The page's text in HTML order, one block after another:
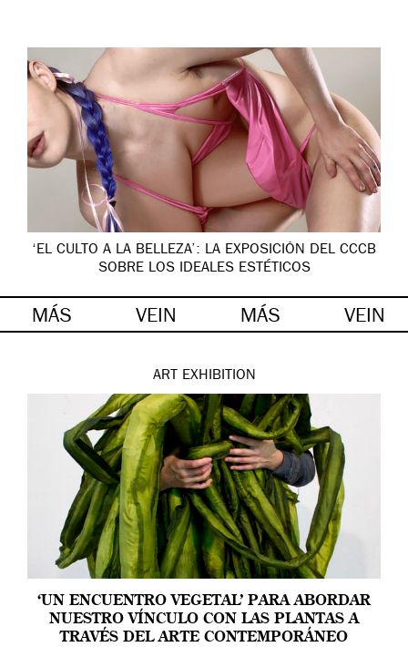
‘EL CULTO A LA BELLEZA’: LA EXPOSICIÓN DEL CCCB
SOBRE LOS IDEALES ESTÉTICOS
MÁS VEIN MÁS VEIN
ART EXHIBITION
‘UN ENCUENTRO VEGETAL’ PARA ABORDAR
NUESTRO VÍNCULO CON LAS PLANTAS A
TRAVÉS DEL ARTE CONTEMPORÁNEO